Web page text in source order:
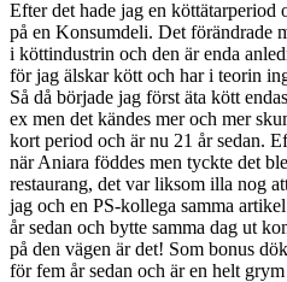
Efter det hade jag en köttätarperiod
på en Konsumdeli. Det förändrade
i köttindustrin och den är enda
för jag älskar kött och har i teorin
Så då började jag först äta kött
ex men det kändes mer och mer
kort period och är nu 21 år sedan.
när Aniara föddes men tyckte det
restaurang, det var liksom illa nog
jag och en PS-kollega samma
år sedan och bytte samma dag ut
på den vägen är det! Som bonus
för fem år sedan och är en helt